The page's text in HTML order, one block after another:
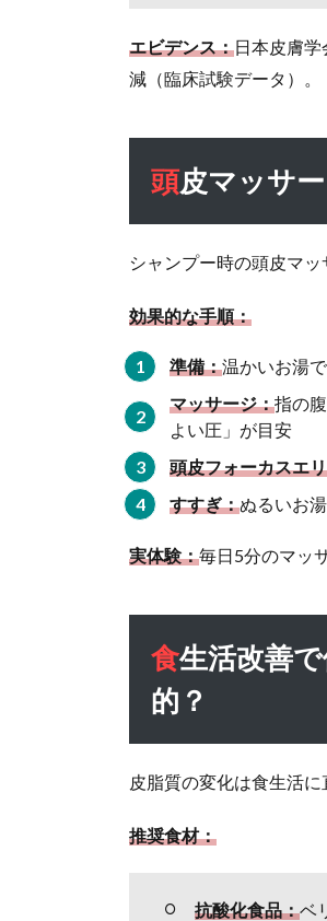
は？
1.5
活改
善で
体内
臭い
アす
はな
果
的？
1.6
頭皮
に対
の活
頭皮
策グ
エビデンス：日本皮膚
減（臨床試験データ）。
頭皮マッサ
シャンプー時の頭皮マッ
効果的な手順：
準備：温かいお湯
マッサージ：指の
よい圧」が目安
頭皮フォーカスエ
すすぎ：ぬるいお
実体験：毎日5分のマッ
食生活改善で体内から頭皮臭いをケアするのはなぜ効果
的？
皮脂質の変化は食生活
推奨食材：
抗酸化食品：ベ